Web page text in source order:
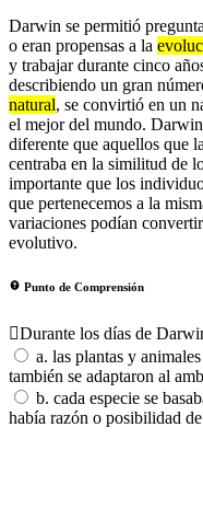
Darwin se permitió
o eran propensas a la
y trabajar durante cinco
describiendo un gran
natural, se convirtió en un
el mejor del mundo. Darwin
diferente que aquellos que
centraba en la similitud de
importante que los
que pertenecemos a la
variaciones podían
evolutivo.
Punto de Comprensión
Durante los días de
a. las plantas y
también se adaptaron al
b. cada especie se
había razón o posibilidad